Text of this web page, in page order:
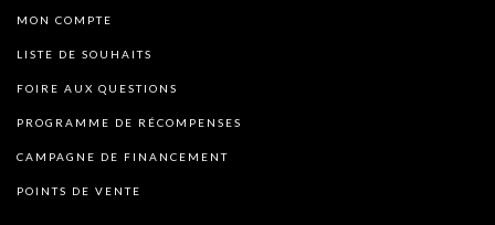
MON COMPTE
LISTE DE SOUHAITS
FOIRE AUX QUESTIONS
PROGRAMME DE RÉCOMPENSES
CAMPAGNE DE FINANCEMENT
POINTS DE VENTE